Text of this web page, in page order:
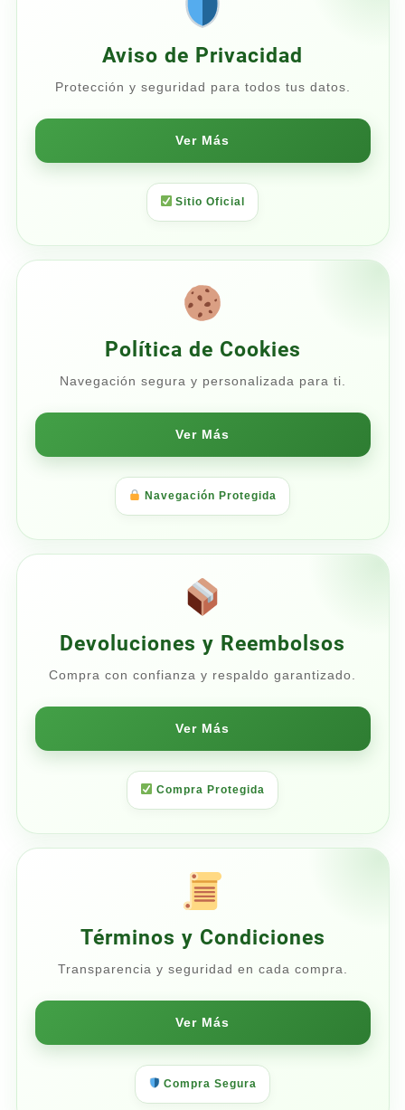
Aviso de Privacidad
Protección y seguridad para todos tus datos.
Ver Más
Sitio Oficial
Política de Cookies
Navegación segura y personalizada para ti.
Ver Más
Navegación Protegida
Devoluciones y Reembolsos
Compra con confianza y respaldo garantizado.
Ver Más
Compra Protegida
Términos y Condiciones
Transparencia y seguridad en cada compra.
Ver Más
Compra Segura